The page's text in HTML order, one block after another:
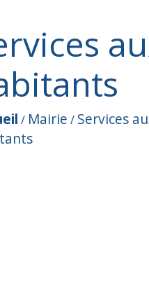
/ Mairie / Services